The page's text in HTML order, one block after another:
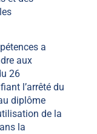
a
aux
26
l’arrêté du
diplôme
de la
la